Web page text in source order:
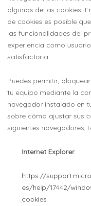
algunas de las cookies.
de cookies es posible
las funcionalidades del
experiencia como
satisfactoria.
Puedes permitir,
tu equipo mediante la
navegador instalado en
sobre cómo ajustar sus
siguientes navegadores,
Internet Explorer
https://
es/help/17442/
cookies